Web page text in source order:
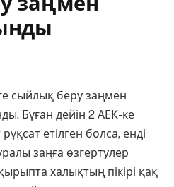
сыйлық беру заңмен
Бұған дейін 2 АЕК-ке
етілген болса, енді
заңға өзгертулер
халықтың пікірі қақ